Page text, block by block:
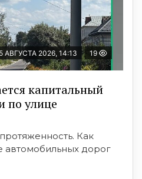
5 АВГУСТА 2026, 14:13 19
капитальный
по улице
Как
автомобильных дорог